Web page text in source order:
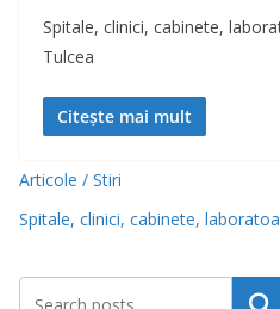
Spitale, clinici, cabinete,
Tulcea
Citește mai mult
Articole / Stiri
Spitale, clinici, cabinete,